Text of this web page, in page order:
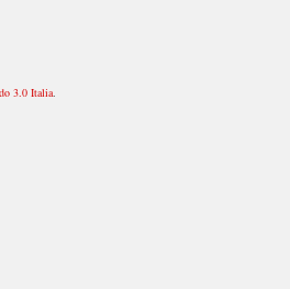
3.0 Italia